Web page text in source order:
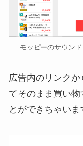
モッピーのサウン
広告内のリンク
てそのまま買い
とができちゃいま